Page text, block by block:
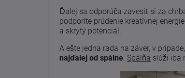
Ďalej sa odporúča zavesiť si za
podporíte prúdenie kreatívnej
a skrytý potenciál.
A ešte jedna rada na záver, v
najďalej od spálne Spálňa slúži iba